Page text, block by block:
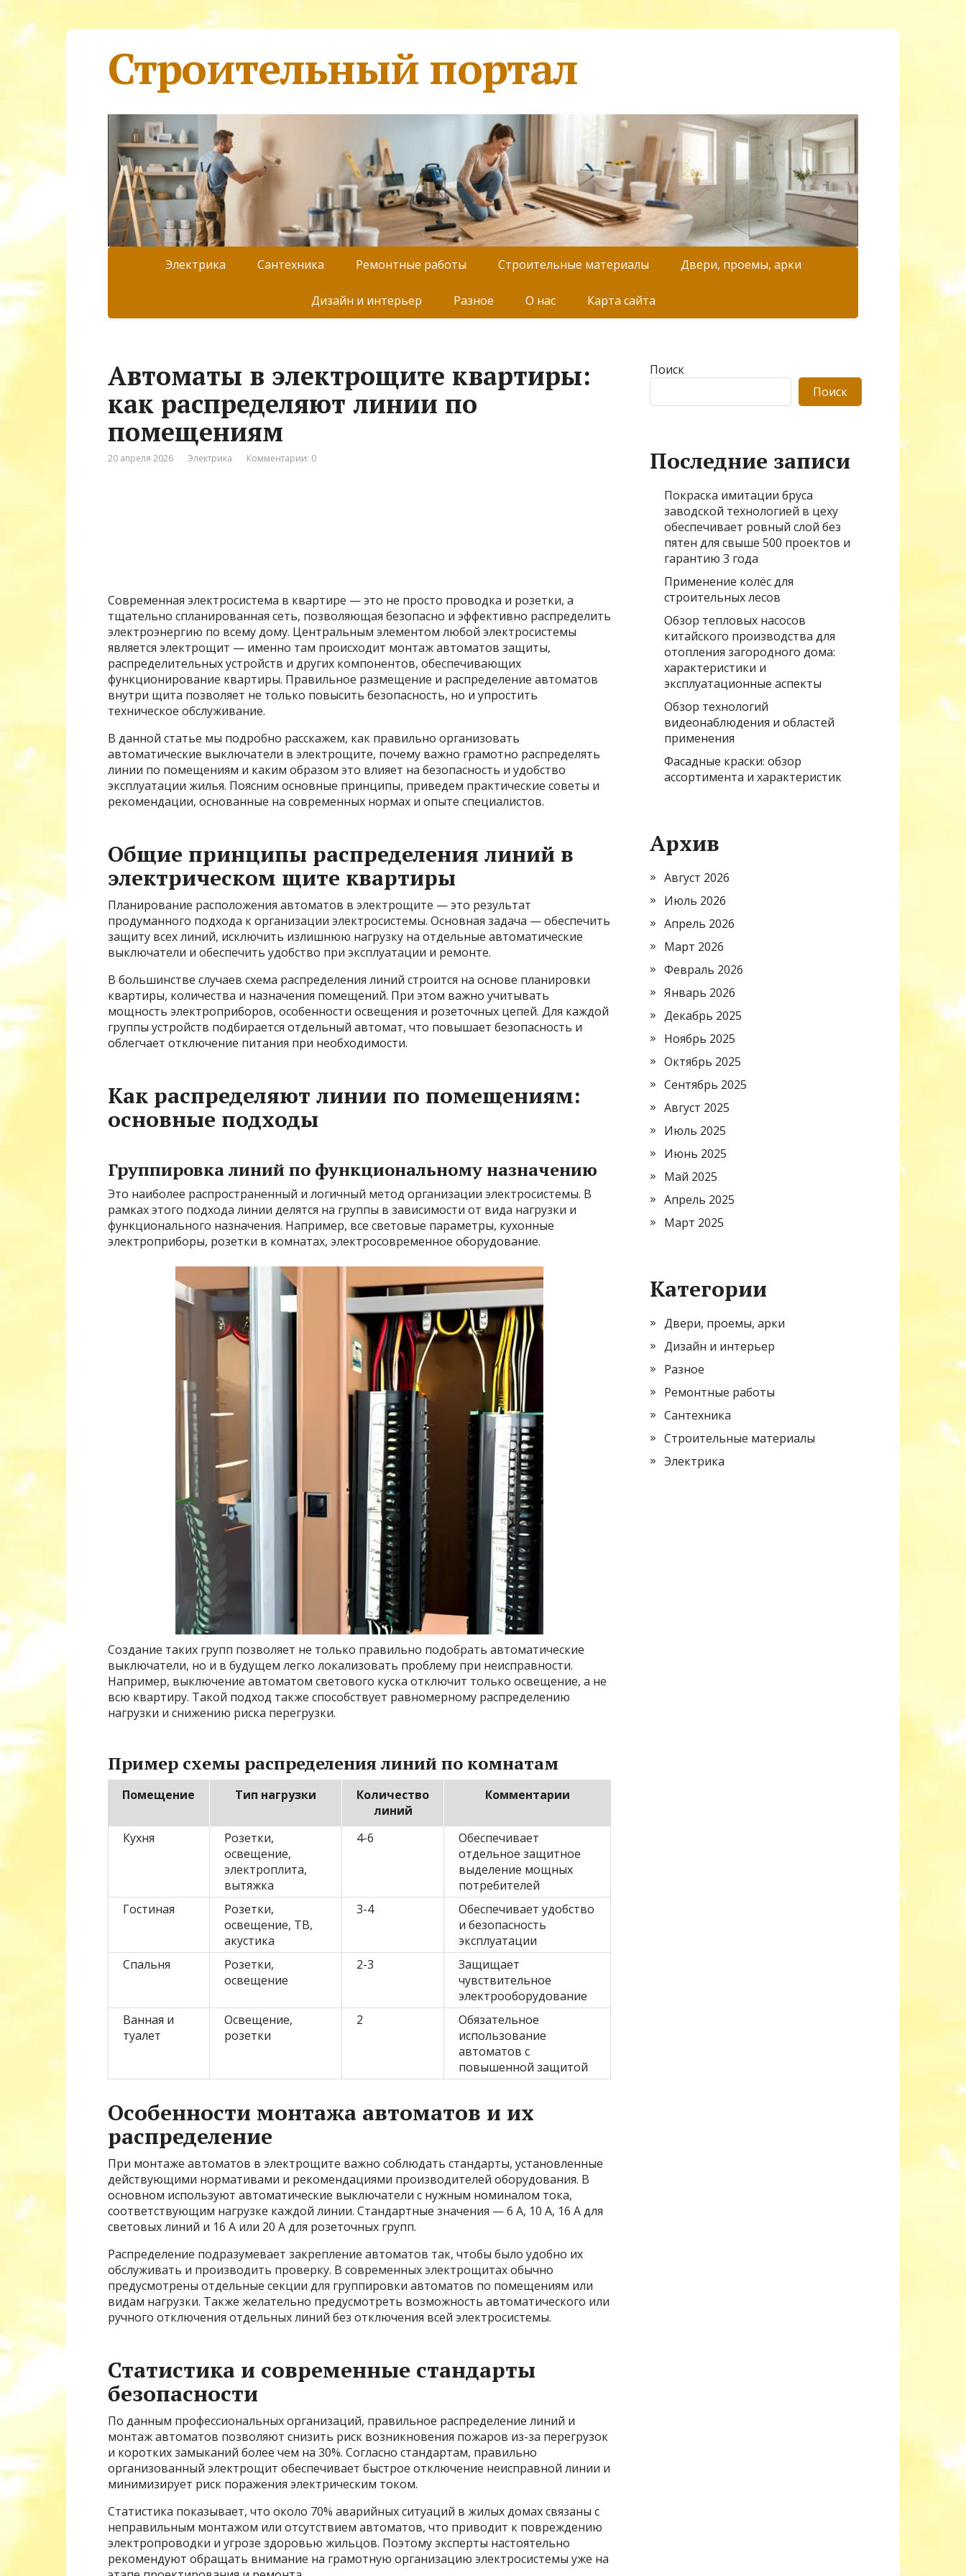
Строительный портал
Электрика Сантехника Ремонтные работы Строительные материалы Двери, проемы, арки
Дизайн и интерьер Разное О нас Карта сайта
Автоматы в электрощите квартиры:
как распределяют линии по
помещениям
20 апреля 2026 Электрика Комментарии: 0
Современная электросистема в квартире — это не просто проводка и розетки, а
тщательно спланированная сеть, позволяющая безопасно и эффективно распределить
электроэнергию по всему дому. Центральным элементом любой электросистемы
является электрощит — именно там происходит монтаж автоматов защиты,
распределительных устройств и других компонентов, обеспечивающих
функционирование квартиры. Правильное размещение и распределение автоматов
внутри щита позволяет не только повысить безопасность, но и упростить
техническое обслуживание.
В данной статье мы подробно расскажем, как правильно организовать
автоматические выключатели в электрощите, почему важно грамотно распределять
линии по помещениям и каким образом это влияет на безопасность и удобство
эксплуатации жилья. Поясним основные принципы, приведем практические советы и
рекомендации, основанные на современных нормах и опыте специалистов.
Общие принципы распределения линий в
электрическом щите квартиры
Планирование расположения автоматов в электрощите — это результат
продуманного подхода к организации электросистемы. Основная задача — обеспечить
защиту всех линий, исключить излишнюю нагрузку на отдельные автоматические
выключатели и обеспечить удобство при эксплуатации и ремонте.
В большинстве случаев схема распределения линий строится на основе планировки
квартиры, количества и назначения помещений. При этом важно учитывать
мощность электроприборов, особенности освещения и розеточных цепей. Для каждой
группы устройств подбирается отдельный автомат, что повышает безопасность и
облегчает отключение питания при необходимости.
Как распределяют линии по помещениям:
основные подходы
Группировка линий по функциональному назначению
Это наиболее распространенный и логичный метод организации электросистемы. В
рамках этого подхода линии делятся на группы в зависимости от вида нагрузки и
функционального назначения. Например, все световые параметры, кухонные
электроприборы, розетки в комнатах, электросовременное оборудование.
Создание таких групп позволяет не только правильно подобрать автоматические
выключатели, но и в будущем легко локализовать проблему при неисправности.
Например, выключение автоматом светового куска отключит только освещение, а не
всю квартиру. Такой подход также способствует равномерному распределению
нагрузки и снижению риска перегрузки.
Пример схемы распределения линий по комнатам
Помещение Тип нагрузки
Количество
линий
Комментарии
Кухня
Розетки,
освещение,
электроплита,
вытяжка
4-6
Обеспечивает
отдельное защитное
выделение мощных
потребителей
Гостиная
Розетки,
освещение, ТВ,
акустика
3-4
Обеспечивает удобство
и безопасность
эксплуатации
Спальня
Розетки,
освещение
2-3
Защищает
чувствительное
электрооборудование
Ванная и
туалет
Освещение,
розетки
2
Обязательное
использование
автоматов с
повышенной защитой
Особенности монтажа автоматов и их
распределение
При монтаже автоматов в электрощите важно соблюдать стандарты, установленные
действующими нормативами и рекомендациями производителей оборудования. В
основном используют автоматические выключатели с нужным номиналом тока,
соответствующим нагрузке каждой линии. Стандартные значения — 6 А, 10 А, 16 А для
световых линий и 16 А или 20 А для розеточных групп.
Распределение подразумевает закрепление автоматов так, чтобы было удобно их
обслуживать и производить проверку. В современных электрощитах обычно
предусмотрены отдельные секции для группировки автоматов по помещениям или
видам нагрузки. Также желательно предусмотреть возможность автоматического или
ручного отключения отдельных линий без отключения всей электросистемы.
Статистика и современные стандарты
безопасности
По данным профессиональных организаций, правильное распределение линий и
монтаж автоматов позволяют снизить риск возникновения пожаров из-за перегрузок
и коротких замыканий более чем на 30%. Согласно стандартам, правильно
организованный электрощит обеспечивает быстрое отключение неисправной линии и
минимизирует риск поражения электрическим током.
Статистика показывает, что около 70% аварийных ситуаций в жилых домах связаны с
неправильным монтажом или отсутствием автоматов, что приводит к повреждению
электропроводки и угрозе здоровью жильцов. Поэтому эксперты настоятельно
рекомендуют обращать внимание на грамотную организацию электросистемы уже на
Поиск
Поиск
Последние записи
Покраска имитации бруса
заводской технологией в цеху
обеспечивает ровный слой без
пятен для свыше 500 проектов и
гарантию 3 года
Применение колёс для
строительных лесов
Обзор тепловых насосов
китайского производства для
отопления загородного дома:
характеристики и
эксплуатационные аспекты
Обзор технологий
видеонаблюдения и областей
применения
Фасадные краски: обзор
ассортимента и характеристик
Архив
Август 2026
Июль 2026
Апрель 2026
Март 2026
Февраль 2026
Январь 2026
Декабрь 2025
Ноябрь 2025
Октябрь 2025
Сентябрь 2025
Август 2025
Июль 2025
Июнь 2025
Май 2025
Апрель 2025
Март 2025
Категории
Двери, проемы, арки
Дизайн и интерьер
Разное
Ремонтные работы
Сантехника
Строительные материалы
Электрика